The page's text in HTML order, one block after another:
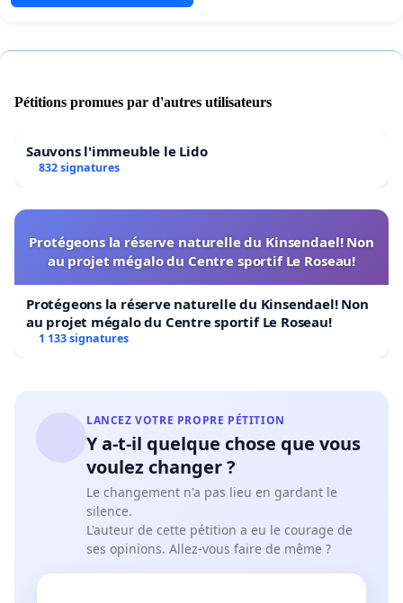
Pétitions promues par d'autres utilisateurs
Sauvons l'immeuble le Lido
832 signatures
Protégeons la réserve naturelle du Kinsendael! Non
au projet mégalo du Centre sportif Le Roseau!
Protégeons la réserve naturelle du Kinsendael! Non
au projet mégalo du Centre sportif Le Roseau!
1 133 signatures
LANCEZ VOTRE PROPRE PÉTITION
Y a-t-il quelque chose que vous
voulez changer ?
Le changement n'a pas lieu en gardant le
silence.
L'auteur de cette pétition a eu le courage de
ses opinions. Allez-vous faire de même ?